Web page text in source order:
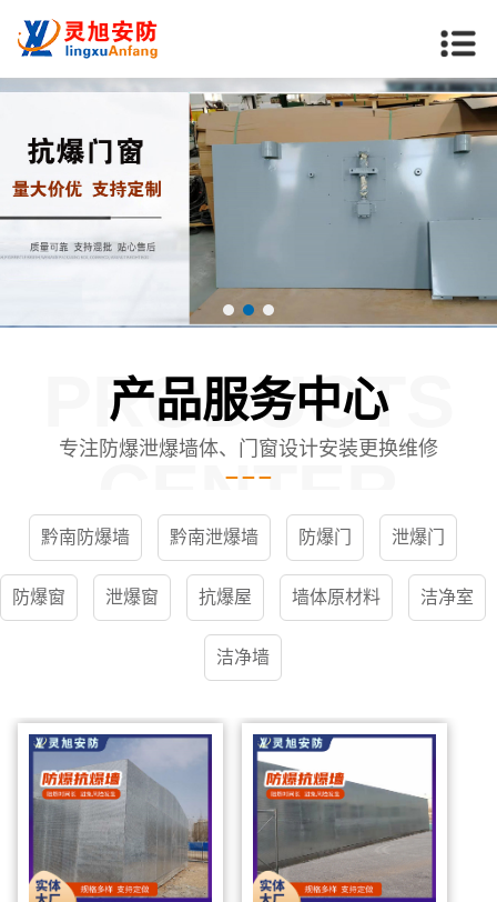
产品服务中心
PRODUCTS
CENTER
专注防爆泄爆墙体、门窗设计安装更换维修
黔南防爆墙 黔南泄爆墙 防爆门 泄爆门
防爆窗 泄爆窗 抗爆屋 墙体原材料 洁净室
洁净墙